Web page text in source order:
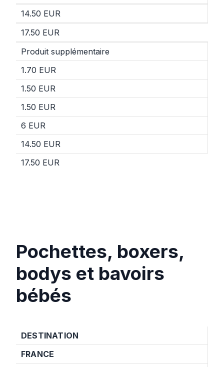
14.50 EUR
17.50 EUR
Produit supplémentaire
1.70 EUR
1.50 EUR
1.50 EUR
6 EUR
14.50 EUR
17.50 EUR
Pochettes, boxers,
bodys et bavoirs
bébés
DESTINATION
FRANCE